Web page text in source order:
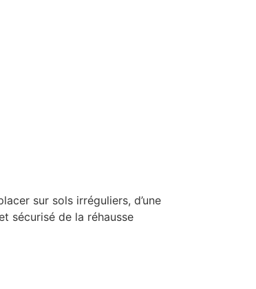
sur sols irréguliers, d’une
sécurisé de la réhausse